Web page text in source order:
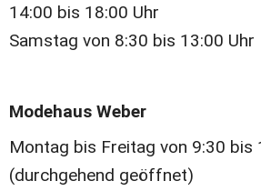
14:00 bis 18:00 Uhr
Samstag von 8:30 bis 13:00 Uhr
Modehaus Weber
Montag bis Freitag von 9:30 bis
(durchgehend geöffnet)